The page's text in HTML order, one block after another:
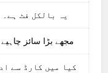
یہ بالکل فٹ ہے۔
مجھے بڑا سائز چاہیے۔
کیا میں کارڈ سے